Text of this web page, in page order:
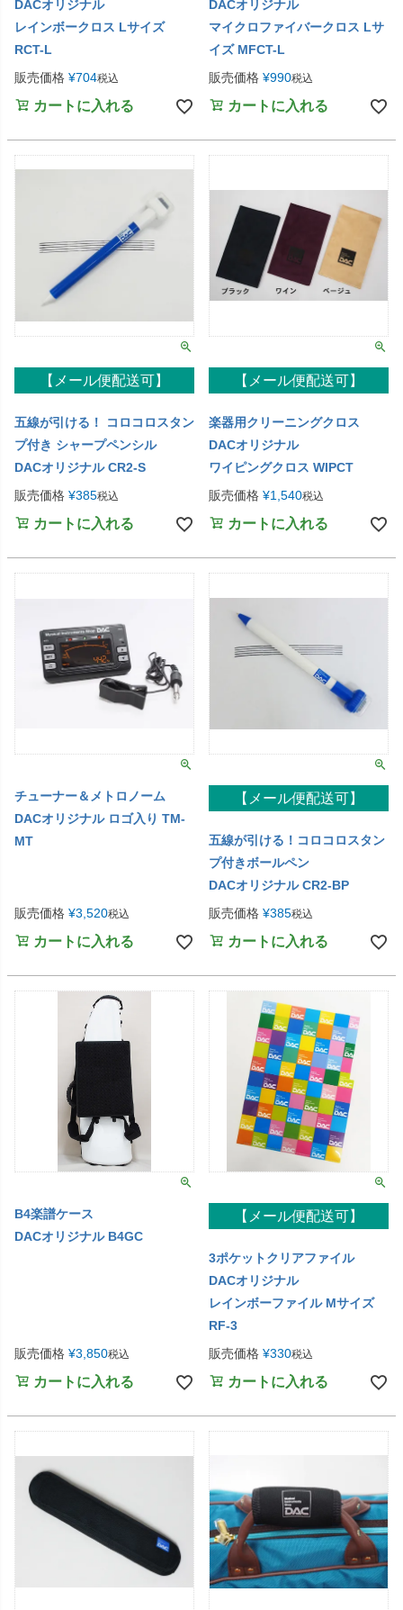
DACオリジナル
レインボークロス Lサイズ
RCT-L
販売価格 ¥704税込
カートに入れる
DACオリジナル
マイクロファイバークロス Lサ
イズ MFCT-L
販売価格 ¥990税込
カートに入れる
【メール便配送可】
五線が引ける！ コロコロスタン
プ付き シャープペンシル
DACオリジナル CR2-S
販売価格 ¥385税込
カートに入れる
【メール便配送可】
楽器用クリーニングクロス
DACオリジナル
ワイピングクロス WIPCT
販売価格 ¥1,540税込
カートに入れる
チューナー＆メトロノーム
DACオリジナル ロゴ入り TM-
MT
販売価格 ¥3,520税込
カートに入れる
【メール便配送可】
五線が引ける！コロコロスタン
プ付きボールペン
DACオリジナル CR2-BP
販売価格 ¥385税込
カートに入れる
B4楽譜ケース
DACオリジナル B4GC
販売価格 ¥3,850税込
カートに入れる
【メール便配送可】
3ポケットクリアファイル
DACオリジナル
レインボーファイル Mサイズ
RF-3
販売価格 ¥330税込
カートに入れる